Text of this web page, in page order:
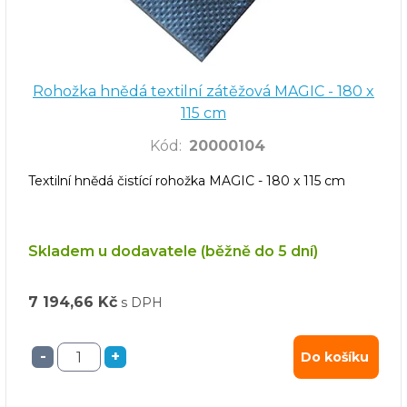
Rohožka hnědá textilní zátěžová MAGIC - 180 x
115 cm
Kód : 20000104
Textilní hnědá čistící rohožka MAGIC - 180 x 115 cm
Skladem u dodavatele (běžně do 5 dní)
7 194,66 Kč s DPH
- + Do košíku